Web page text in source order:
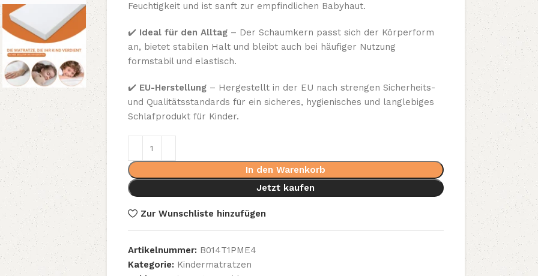
Feuchtigkeit und ist sanft zur empfindlichen Babyhaut.
✔️ Ideal für den Alltag– Der Schaumkern passt sich der Körperform
an, bietet stabilen Halt und bleibt auch bei häufiger Nutzung
formstabil und elastisch.
✔️ EU-Herstellung– Hergestellt in der EU nach strengen Sicherheits-
und Qualitätsstandards für ein sicheres, hygienisches und langlebiges
Schlafprodukt für Kinder.
In den Warenkorb
Jetzt kaufen
Zur Wunschliste hinzufügen
Artikelnummer: B014T1PME4
Kategorie: Kindermatratzen